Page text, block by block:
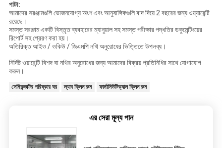
পাটা:
আমাদের সরঞ্জামগুলি ভোজনযোগ্য অংশ এবং আনুষাঙ্গিকগুলি বাদ দিয়ে 2 বছরের জন্য ওয়্যারেন্টি
রয়েছে।
সমস্ত সরঞ্জাম একটি বিস্তৃত ব্যবহারের ম্যানুয়াল সহ সমস্ত পরীক্ষার পদ্ধতির ডকুমেন্টিংয়ের
রিপোর্ট সহ প্রেরণ করা হয়।
অতিরিক্ত আইও / ওকিউ / জিএমপি নথি অনুরোধের ভিত্তিতে উপলব্ধ।
নির্দিষ্ট ওয়ারেন্টি বিশদ বা নথির অনুরোধের জন্য আমাদের বিক্রয় প্রতিনিধির সাথে যোগাযোগ
করুন।
সেমিকন্ডাক্টর পরিষ্কার ঘর ল্যাব ক্লিন রুম ফার্মাসিউটিক্যাল ক্লিন রুম
এর সেরা মূল্য পান